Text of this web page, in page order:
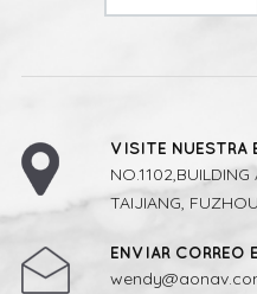
VISITE NUESTRA
TAIJIANG,
ENVIAR CORREO